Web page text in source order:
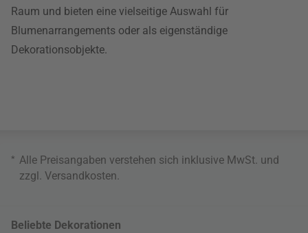
Raum und bieten eine vielseitige Auswahl für
Blumenarrangements oder als eigenständige
Dekorationsobjekte.
* Alle Preisangaben verstehen sich inklusive MwSt. und
zzgl. Versandkosten.
Beliebte Dekorationen